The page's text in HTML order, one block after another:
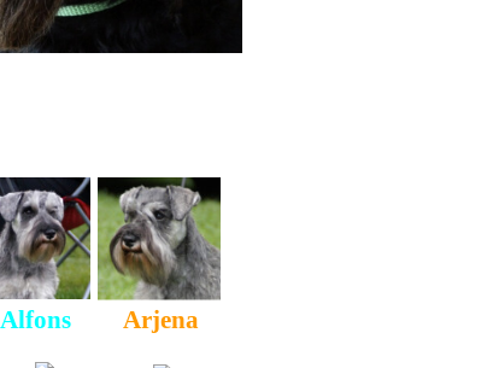
Alfons Arjena